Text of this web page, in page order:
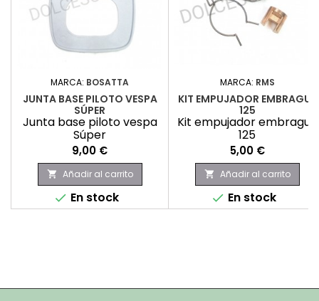
MARCA: BOSATTA
JUNTA BASE PILOTO VESPA
SÚPER
Junta base piloto vespa
Súper
Precio
9,00 €
 Añadir al carrito
 En stock
MARCA: RMS
KIT EMPUJADOR EMBRAGUE
125
Kit empujador embrague
125
Precio
5,00 €
 Añadir al carrito
 En stock